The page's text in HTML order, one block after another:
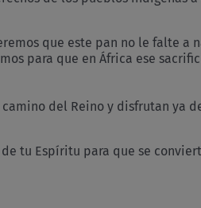
que este pan no le falte a
para que en África ese
del Reino y disfrutan ya
tu Espíritu para que se